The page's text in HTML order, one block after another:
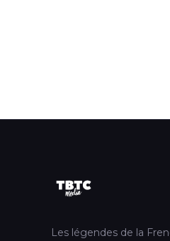
Les légendes de la